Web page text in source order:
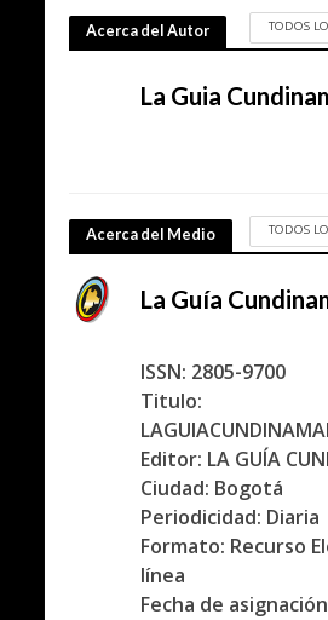
Acerca del Autor TODOS
La Guia
Acerca del Medio TODOS
La Guía
ISSN: 2805-9700
Titulo:
Editor: LA GUÍA
Ciudad: Bogotá
Periodicidad: Diaria
Formato: Recurso
línea
Fecha de